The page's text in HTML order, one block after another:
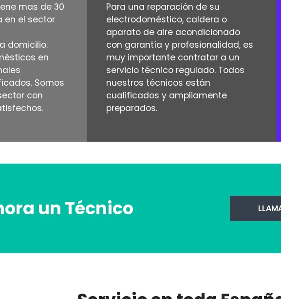
mas de 30
en el sector
domicilio.
en
Somos
con
Para una reparación de su
electrodoméstico, caldera o
aparato de aire acondicionado
con garantía y profesionalidad, es
muy importante contratar a un
servicio técnico regulado. Todos
nuestros técnicos están
cualificados y ampliamente
preparados.
un Técnico